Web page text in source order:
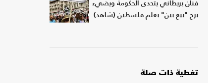
فنان بريطاني يتحدى الحكومة ويضيء
برج "بيغ بين" بعلم فلسطين (شاهد)
تغطية ذات صلة